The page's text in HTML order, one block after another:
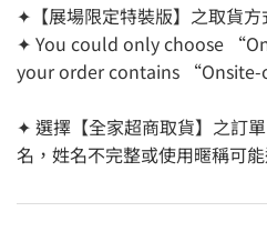
✦【展場限定特裝版】之取貨方
✦ You could only choose
your order contains
✦ 選擇【全家超商取貨】之訂
名，姓名不完整或使用暱稱可